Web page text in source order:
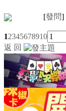
[發問]
12345678910
返 回